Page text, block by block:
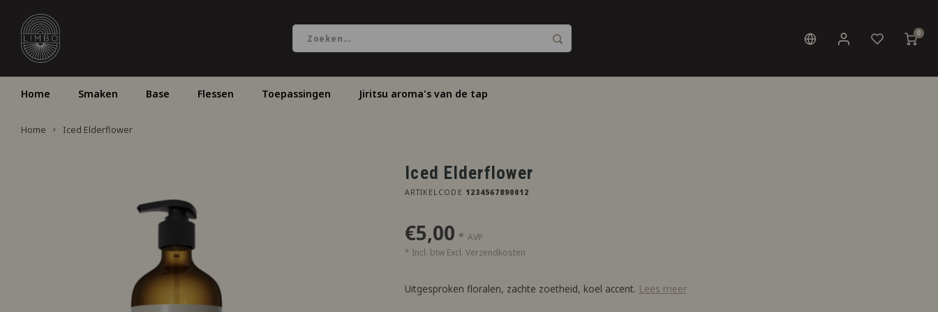
0
Home Smaken Base Flessen Toepassingen Jiritsu aroma's van de tap
Home Iced Elderflower
Iced Elderflower
ARTIKELCODE 1234567890012
€5,00 * AVP
* Incl. btw Excl. Verzendkosten
Uitgesproken floralen, zachte zoetheid, koel accent. Lees meer